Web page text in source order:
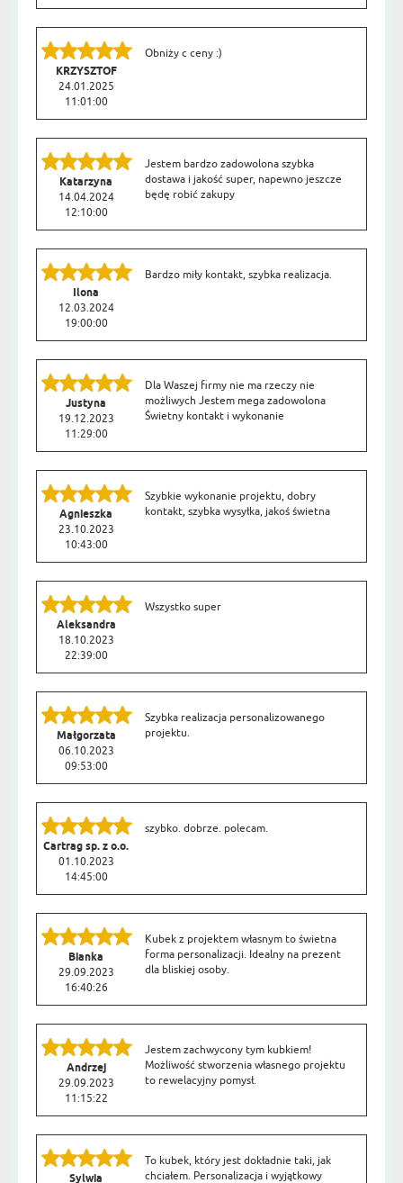
KRZYSZTOF
24.01.2025
11:01:00
Obniży c ceny :)
Katarzyna
14.04.2024
12:10:00
Jestem bardzo zadowolona szybka
dostawa i jakość super, napewno jeszcze
będę robić zakupy
Ilona
12.03.2024
19:00:00
Bardzo miły kontakt, szybka realizacja.
Justyna
19.12.2023
11:29:00
Dla Waszej firmy nie ma rzeczy nie
możliwych Jestem mega zadowolona
Świetny kontakt i wykonanie
Agnieszka
23.10.2023
10:43:00
Szybkie wykonanie projektu, dobry
kontakt, szybka wysyłka, jakoś świetna
Aleksandra
18.10.2023
22:39:00
Wszystko super
Małgorzata
06.10.2023
09:53:00
Szybka realizacja personalizowanego
projektu.
Cartrag sp. z o.o.
01.10.2023
14:45:00
szybko. dobrze. polecam.
Bianka
29.09.2023
16:40:26
Kubek z projektem własnym to świetna
forma personalizacji. Idealny na prezent
dla bliskiej osoby.
Andrzej
29.09.2023
11:15:22
Jestem zachwycony tym kubkiem!
Możliwość stworzenia własnego projektu
to rewelacyjny pomysł.
Sylwia
To kubek, który jest dokładnie taki, jak
chciałem. Personalizacja i wyjątkowy